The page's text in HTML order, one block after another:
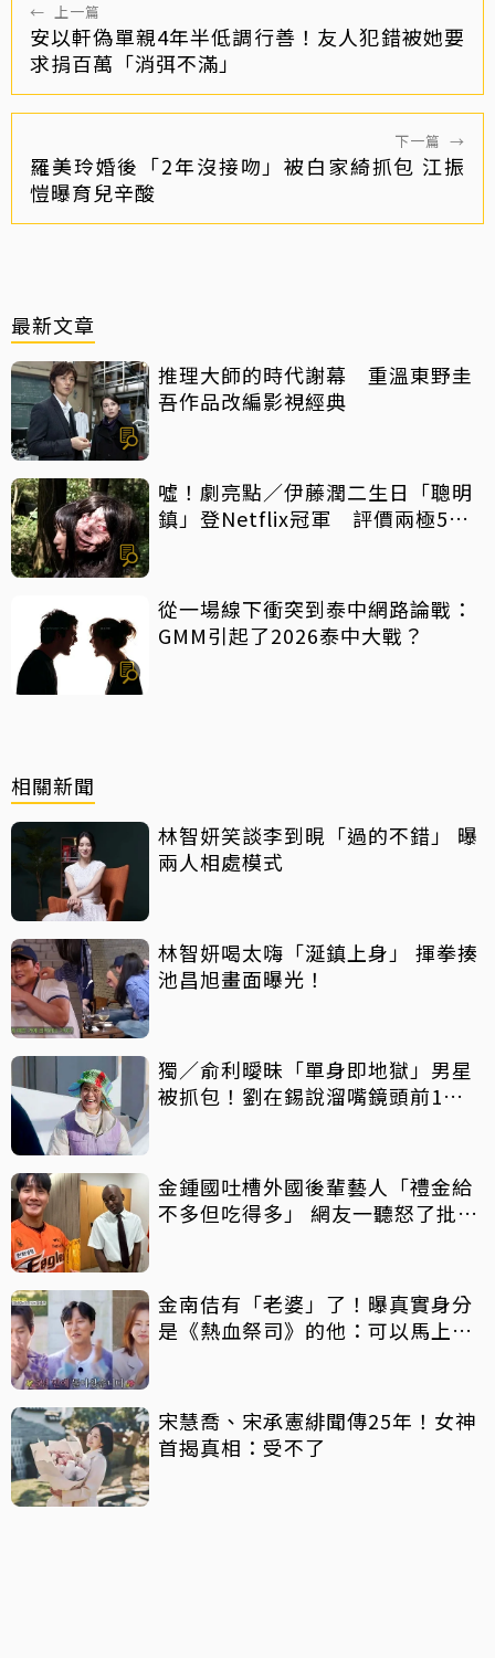
← 上一篇
安以軒偽單親4年半低調行善！友人犯錯被她要
求捐百萬「消弭不滿」
下一篇 →
羅美玲婚後「2年沒接吻」被白家綺抓包 江振
愷曝育兒辛酸
最新文章
推理大師的時代謝幕 重溫東野圭
吾作品改編影視經典
噓！劇亮點／伊藤潤二生日「聰明
鎮」登Netflix冠軍 評價兩極5大
從一場線下衝突到泰中網路論戰：
GMM引起了2026泰中大戰？
相關新聞
林智妍笑談李到晛「過的不錯」 曝
兩人相處模式
林智妍喝太嗨「涎鎮上身」 揮拳揍
池昌旭畫面曝光！
獨／俞利曖昧「單身即地獄」男星
被抓包！劉在錫說溜嘴鏡頭前1舉
金鍾國吐槽外國後輩藝人「禮金給
不多但吃得多」 網友一聽怒了批毒
金南佶有「老婆」了！曝真實身分
是《熱血祭司》的他：可以馬上結
宋慧喬、宋承憲緋聞傳25年！女神
首揭真相：受不了